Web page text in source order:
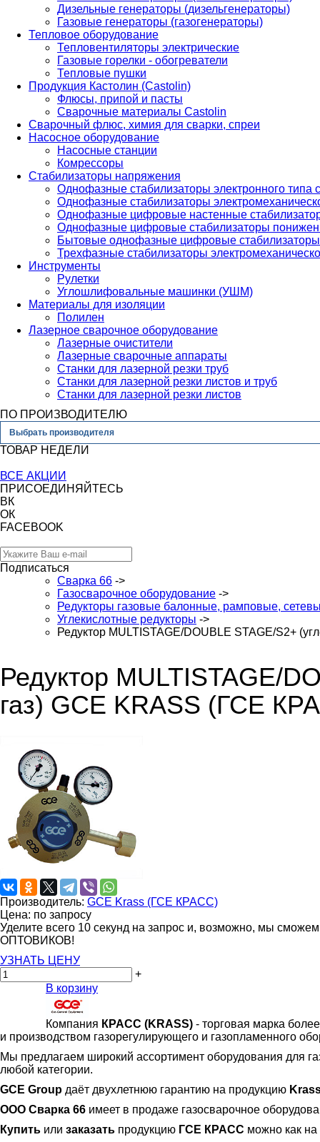
Дизельные генераторы (дизельгенераторы)
Газовые генераторы (газогенераторы)
Тепловое оборудование
Тепловентиляторы электрические
Газовые горелки - обогреватели
Тепловые пушки
Продукция Кастолин (Castolin)
Флюсы, припой и пасты
Сварочные материалы Castolin
Сварочный флюс, химия для сварки, спреи
Насосное оборудование
Насосные станции
Комрессоры
Стабилизаторы напряжения
Однофазные стабилизаторы электронного
Однофазные стабилизаторы
Однофазные цифровые настенные
Однофазные цифровые стабилизаторы
Бытовые однофазные цифровые стабилизаторы
Трехфазные стабилизаторы
Инструменты
Рулетки
Углошлифовальные машинки (УШМ)
Материалы для изоляции
Полилен
Лазерное сварочное оборудование
Лазерные очистители
Лазерные сварочные аппараты
Станки для лазерной резки труб
Станки для лазерной резки листов и труб
Станки для лазерной резки листов
ПО ПРОИЗВОДИТЕЛЮ
Выбрать производителя
ТОВАР НЕДЕЛИ
ВСЕ АКЦИИ
ПРИСОЕДИНЯЙТЕСЬ
ВК
ОК
FACEBOOK
Подписаться
Сварка 66 ->
Газосварочное оборудование ->
Редукторы газовые балонные, рамповые,
Углекислотные редукторы ->
Редуктор MULTISTAGE/DOUBLE STAGE/S2+
Редуктор MULTISTAGE/
газ) GCE KRASS (ГСЕ
Производитель: GCE Krass (ГСЕ КРАСС)
Цена: по запросу
Уделите всего 10 секунд на запрос и, возможно, мы
ОПТОВИКОВ!
УЗНАТЬ ЦЕНУ
+
В корзину
Компания КРАСС (KRASS) - торговая марка
и производством газорегулирующего и газопламенного
Мы предлагаем широкий ассортимент оборудования для
любой категории.
GCE Group даёт двухлетнюю гарантию на продукцию
ООО Сварка 66 имеет в продаже газосварочное
Купить или заказать продукцию ГСЕ КРАСС можно как на